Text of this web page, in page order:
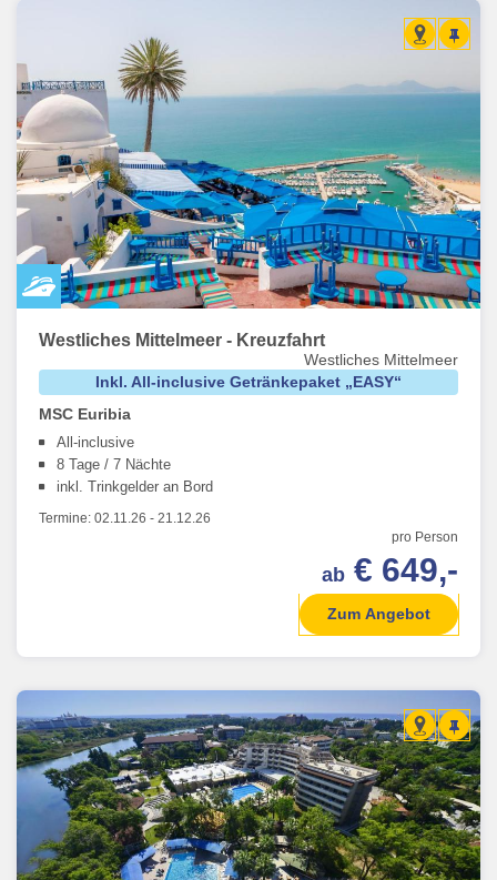
Westliches Mittelmeer - Kreuzfahrt
Westliches Mittelmeer
Inkl. All-inclusive Getränkepaket „EASY“
MSC Euribia
All-inclusive
8 Tage / 7 Nächte
inkl. Trinkgelder an Bord
Termine: 02.11.26 - 21.12.26
pro Person
ab € 649,-
Zum Angebot